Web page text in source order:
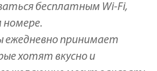
бесплатным Wi-Fi,
ежедневно принимает
хотят вкусно и